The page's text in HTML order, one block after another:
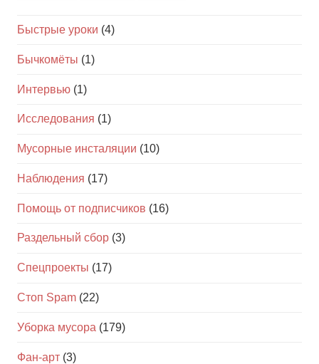
Быстрые уроки (4)
Бычкомёты (1)
Интервью (1)
Исследования (1)
Мусорные инсталяции (10)
Наблюдения (17)
Помощь от подписчиков (16)
Раздельный сбор (3)
Спецпроекты (17)
Стоп Spam (22)
Уборка мусора (179)
Фан-арт (3)